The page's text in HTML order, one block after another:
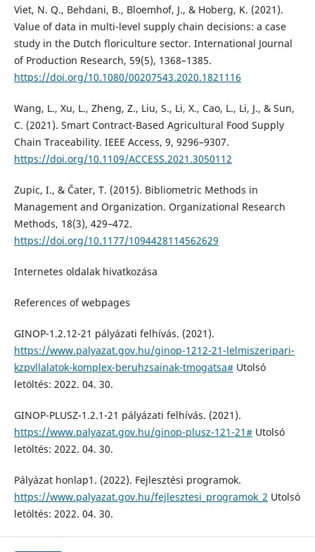
Viet, N. Q., Behdani, B., Bloemhof, J., & Hoberg, K. (2021).
Value of data in multi-level supply chain decisions: a case
study in the Dutch floriculture sector. International Journal
of Production Research, 59(5), 1368–1385.
https://doi.org/10.1080/00207543.2020.1821116
Wang, L., Xu, L., Zheng, Z., Liu, S., Li, X., Cao, L., Li, J., & Sun,
C. (2021). Smart Contract-Based Agricultural Food Supply
Chain Traceability. IEEE Access, 9, 9296–9307.
https://doi.org/10.1109/ACCESS.2021.3050112
Zupic, I., & Čater, T. (2015). Bibliometric Methods in
Management and Organization. Organizational Research
Methods, 18(3), 429–472.
https://doi.org/10.1177/1094428114562629
Internetes oldalak hivatkozása
References of webpages
GINOP-1.2.12-21 pályázati felhívás. (2021).
https://www.palyazat.gov.hu/ginop-1212-21-lelmiszeripari-
kzpvllalatok-komplex-beruhzsainak-tmogatsa#Utolsó
letöltés: 2022. 04. 30.
GINOP-PLUSZ-1.2.1-21 pályázati felhívás. (2021).
https://www.palyazat.gov.hu/ginop-plusz-121-21#Utolsó
letöltés: 2022. 04. 30.
Pályázat honlap1. (2022). Fejlesztési programok.
https://www.palyazat.gov.hu/fejlesztesi_programok_2 Utolsó
letöltés: 2022. 04. 30.